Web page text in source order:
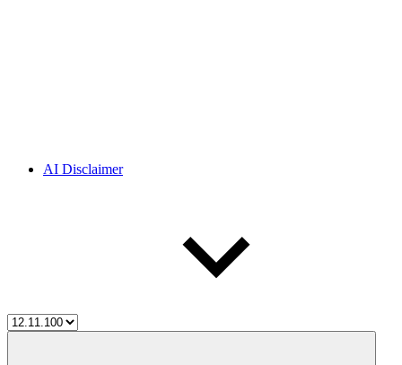
AI Disclaimer